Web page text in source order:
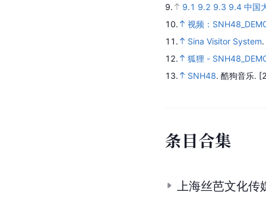
9.
9.1 9.2 9.3 9.4 中国
10.
视频：
11.
Sina Visitor System.
12.
狐狸 -
13.
SNH48. 酷狗音乐.
条目合集
上海丝芭文化